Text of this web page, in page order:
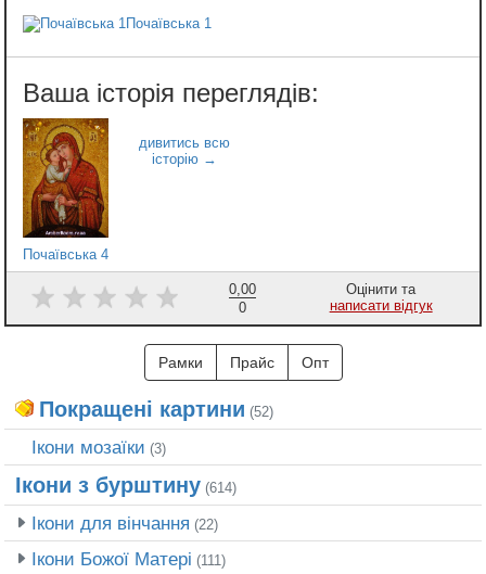
Почаївська 1
Почаївська 4
0,00
0
Оцінити та
написати відгук
Рамки Прайс Опт
Покращені картини (52)
Ікони мозаїки (3)
Ікони з бурштину (614)
Ікони для вінчання (22)
Ікони Божої Матері (111)